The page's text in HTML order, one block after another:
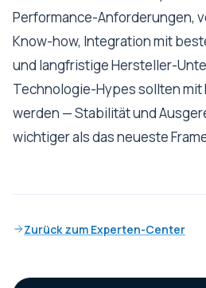
Performance-Anforderungen,
Know-how, Integration mit
und langfristige Hersteller-
Technologie-Hypes sollten
werden — Stabilität und
wichtiger als das neueste
Zurück zum Experten-Center